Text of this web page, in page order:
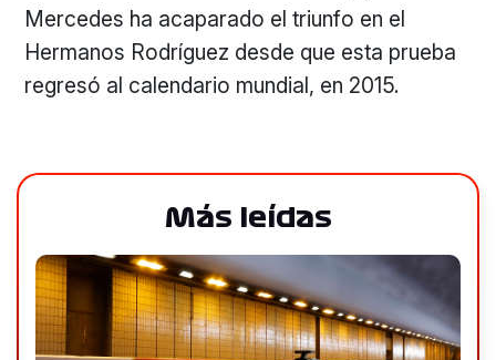
Mercedes ha acaparado el triunfo en el
Hermanos Rodríguez desde que esta prueba
regresó al calendario mundial, en 2015.
Más leídas